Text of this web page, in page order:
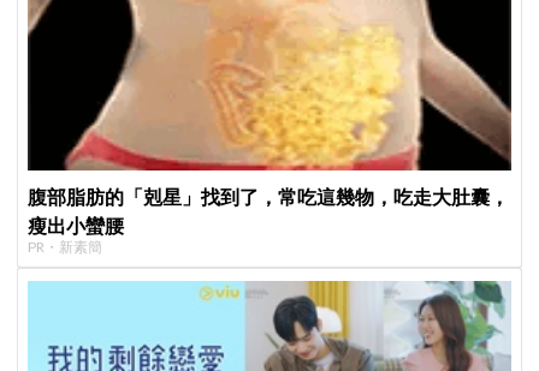
腹部脂肪的「剋星」找到了，常吃這幾物，吃走大肚囊，
瘦出小蠻腰
PR・新素簡